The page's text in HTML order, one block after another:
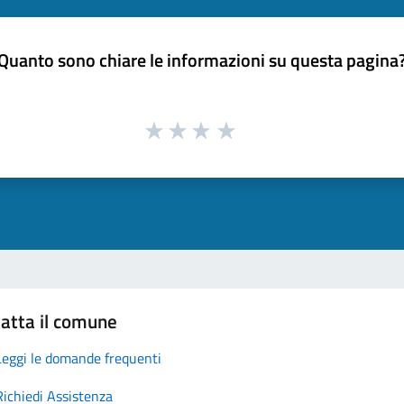
sono chiare le informazioni su questa
il comune
le domande frequenti
Assistenza